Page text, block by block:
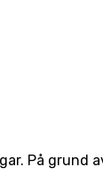
På grund